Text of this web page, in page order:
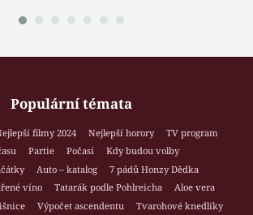
Populární témata
filmy 2024 Nejlepší horory
TV program
Partie Počasí
Kdy budou volby
Auto – katalog
7 pádů Honzy Dědka
víno Tatarák podle Pohlreicha
Aloe vera
Výpočet ascendentu
Tvarohové knedlíky